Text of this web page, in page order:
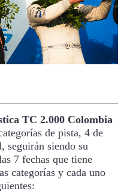
TC 2.000 Colombia
de pista, 4 de
seguirán siendo su
7 fechas que tiene
categorías y cada uno